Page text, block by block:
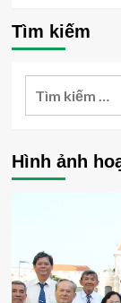
Tìm kiếm
Hình ảnh